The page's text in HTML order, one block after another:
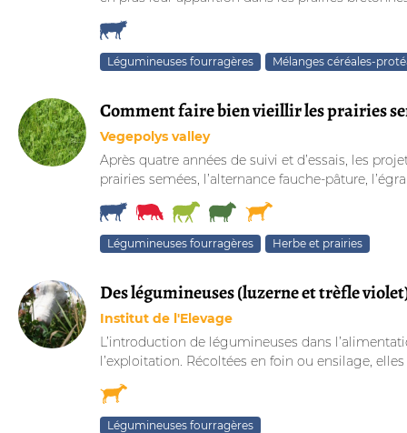
Légumineuses fourragères Mélanges céréales-
Comment faire bien vieillir les prairies
Vegepolys valley
Après quatre années de suivi et d’essais, les
prairies semées, l’alternance fauche-pâture,
Légumineuses fourragères Herbe et prairies
Des légumineuses (luzerne et trèfle
Institut de l'Elevage
L’introduction de légumineuses dans
l’exploitation. Récoltées en foin ou ensilage,
Légumineuses fourragères